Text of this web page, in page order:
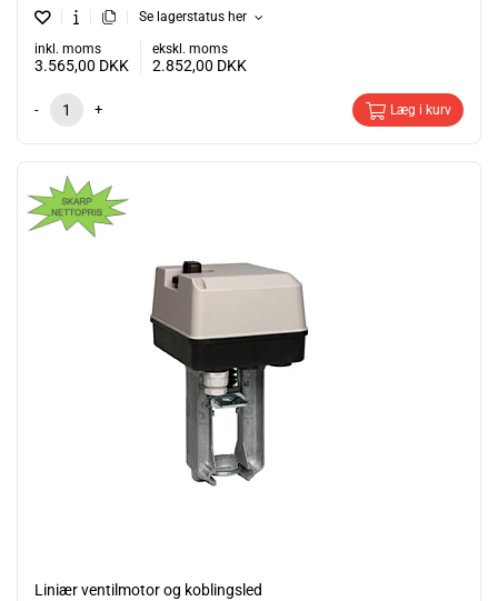
Se lagerstatus her
inkl. moms
3.565,00 DKK
ekskl. moms
2.852,00 DKK
- + Læg i kurv
Liniær ventilmotor og koblingsled